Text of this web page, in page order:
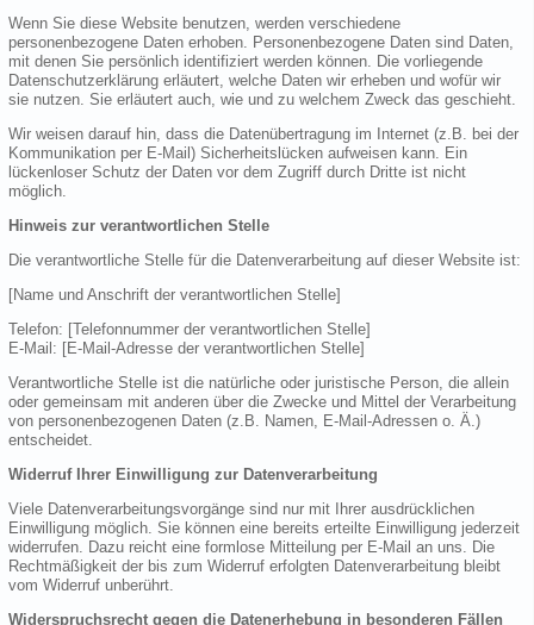
Wenn Sie diese Website benutzen, werden verschiedene
personenbezogene Daten erhoben. Personenbezogene Daten sind Daten,
mit denen Sie persönlich identifiziert werden können. Die vorliegende
Datenschutzerklärung erläutert, welche Daten wir erheben und wofür wir
sie nutzen. Sie erläutert auch, wie und zu welchem Zweck das geschieht.
Wir weisen darauf hin, dass die Datenübertragung im Internet (z.B. bei der
Kommunikation per E-Mail) Sicherheitslücken aufweisen kann. Ein
lückenloser Schutz der Daten vor dem Zugriff durch Dritte ist nicht
möglich.
Hinweis zur verantwortlichen Stelle
Die verantwortliche Stelle für die Datenverarbeitung auf dieser Website ist:
[Name und Anschrift der verantwortlichen Stelle]
Telefon: [Telefonnummer der verantwortlichen Stelle]
E-Mail: [E-Mail-Adresse der verantwortlichen Stelle]
Verantwortliche Stelle ist die natürliche oder juristische Person, die allein
oder gemeinsam mit anderen über die Zwecke und Mittel der Verarbeitung
von personenbezogenen Daten (z.B. Namen, E-Mail-Adressen o. Ä.)
entscheidet.
Widerruf Ihrer Einwilligung zur Datenverarbeitung
Viele Datenverarbeitungsvorgänge sind nur mit Ihrer ausdrücklichen
Einwilligung möglich. Sie können eine bereits erteilte Einwilligung jederzeit
widerrufen. Dazu reicht eine formlose Mitteilung per E-Mail an uns. Die
Rechtmäßigkeit der bis zum Widerruf erfolgten Datenverarbeitung bleibt
vom Widerruf unberührt.
Widerspruchsrecht gegen die Datenerhebung in besonderen Fällen